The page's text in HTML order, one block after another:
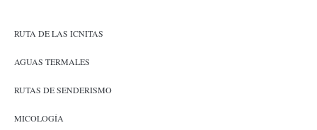
RUTA DE LAS ICNITAS
AGUAS TERMALES
RUTAS DE SENDERISMO
MICOLOGÍA